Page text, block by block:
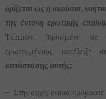
ορίζεται ως η ακούσια,
της έντονη ερωτικής
Tennov, βασισμένη σε
ερωτευμένους, κατέληξε
κατάστασης αυτής:
– Στην αρχή, ενδιαφερόμαστε